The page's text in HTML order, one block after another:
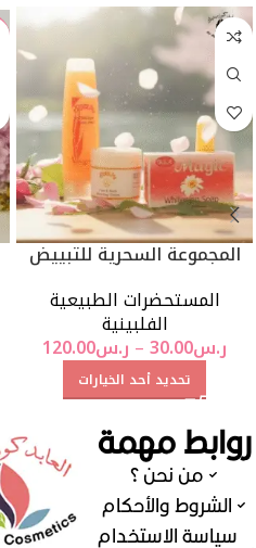
المجموعة السحرية للتبييض
المستحضرات الطبيعية
الفلبينية
ر.س30.00
– ر.س120.00
تحديد أحد الخيارات
روابط مهمة
من نحن ؟
الشروط والأحكام
سياسة الاستخدام